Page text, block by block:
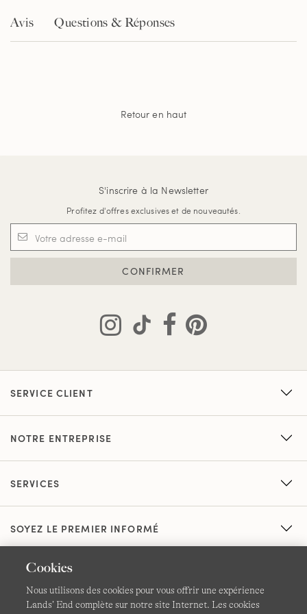
Avis Questions & Réponses
Retour en haut
S'inscrire à la Newsletter
Profitez d'offres exclusives et de nouveautés.
CONFIRMER
SERVICE CLIENT
NOTRE ENTREPRISE
SERVICES
SOYEZ LE PREMIER INFORMÉ
Cookies
Nous utilisons des cookies pour vous offrir une expérience
Lands’ End complète sur notre site Internet. Les cookies